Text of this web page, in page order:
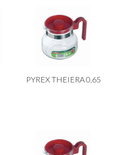
PYREX THEIERA 0,65